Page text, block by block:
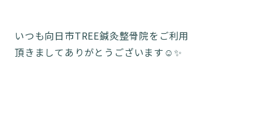
いつも向日市TREE鍼灸整骨院をご利用
頂きましてありがとうございます☺️✨